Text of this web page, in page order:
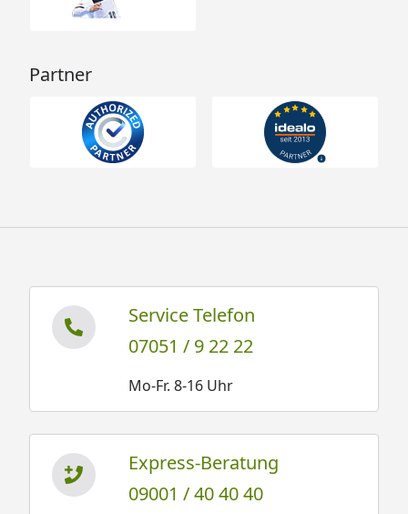
Partner
Service Telefon
07051 / 9 22 22
Mo-Fr. 8-16 Uhr
Express-Beratung
09001 / 40 40 40